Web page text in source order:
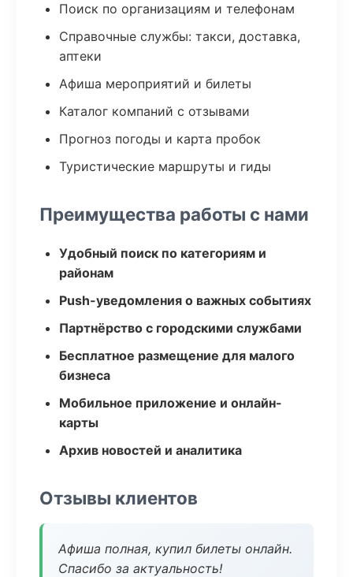
Поиск по организациям и телефонам
Справочные службы: такси, доставка,
аптеки
Афиша мероприятий и билеты
Каталог компаний с отзывами
Прогноз погоды и карта пробок
Туристические маршруты и гиды
Преимущества работы с нами
Удобный поиск по категориям и
районам
Push-уведомления о важных событиях
Партнёрство с городскими службами
Бесплатное размещение для малого
бизнеса
Мобильное приложение и онлайн-
карты
Архив новостей и аналитика
Отзывы клиентов
Афиша полная, купил билеты онлайн.
Спасибо за актуальность!